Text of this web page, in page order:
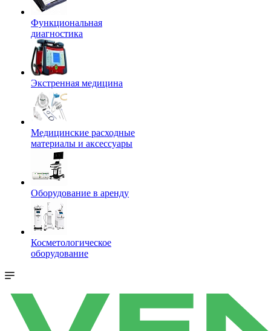
Функциональная
диагностика
Экстренная медицина
Медицинские расходные
материалы и аксессуары
Оборудование в аренду
Косметологическое
оборудование